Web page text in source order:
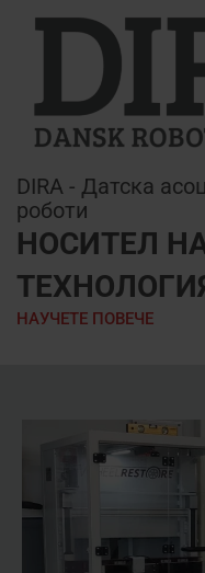
DIRA - Датска
роботи
НОСИТЕЛ
НАУЧЕТЕ ПОВЕЧЕ